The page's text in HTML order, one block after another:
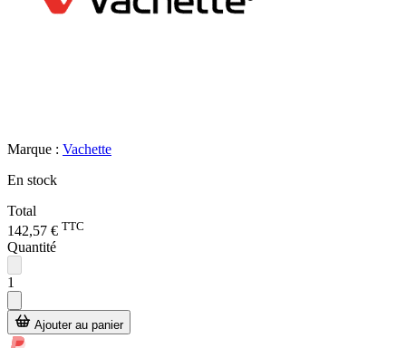
Marque : Vachette
En stock
Total
142,57 € TTC
Quantité
1
Ajouter au panier